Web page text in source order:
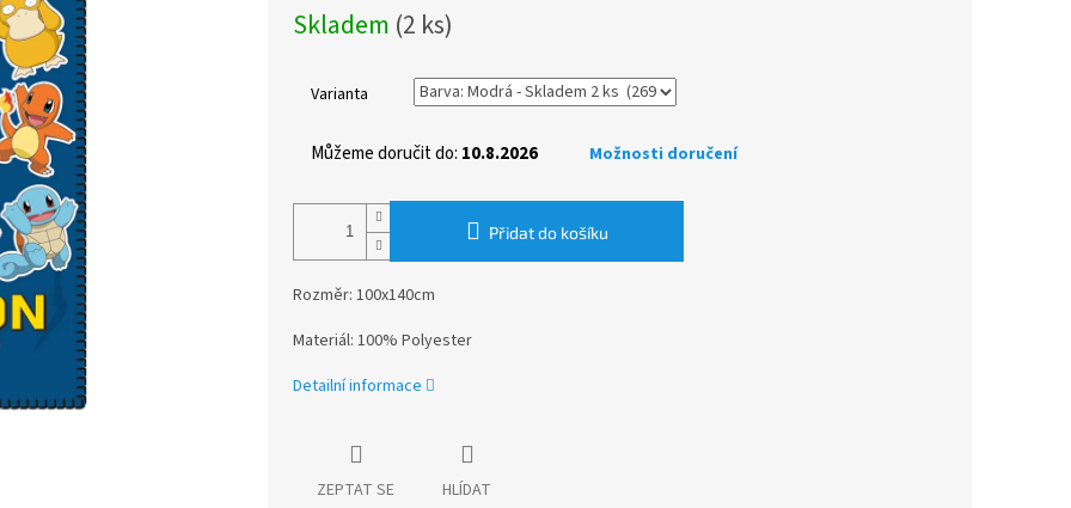
cena:
Skladem (2 ks)
Varianta
Můžeme doručit do: 10.8.2026 Možnosti doručení
Přidat do košíku
Rozměr: 100x140cm
Materiál: 100% Polyester
Detailní informace
ZEPTAT SE HLÍDAT